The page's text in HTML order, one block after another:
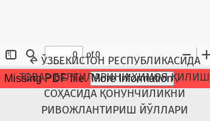
←Maqola tafsilotlariga qaytish
ЎЗБЕКИСТОН РЕСПУБЛИКАСИДА
ТОВАР БЕЛГИЛАРИНИ ҲИМОЯ ҚИЛИШ
СОҲАСИДА ҚОНУНЧИЛИКНИ
РИВОЖЛАНТИРИШ ЙЎЛЛАРИ